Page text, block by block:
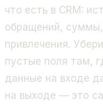
что есть в CRM:
обращений, суммы,
привлечения.
пустые поля там,
данные на входе
на выходе — это